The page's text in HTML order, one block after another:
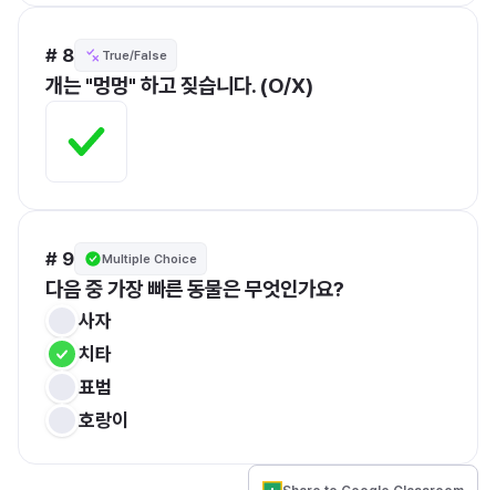
# 8 True/False
개는 "멍멍" 하고 짖습니다. (O/X)
# 9 Multiple Choice
다음 중 가장 빠른 동물은 무엇인가요?
사자
치타
표범
호랑이